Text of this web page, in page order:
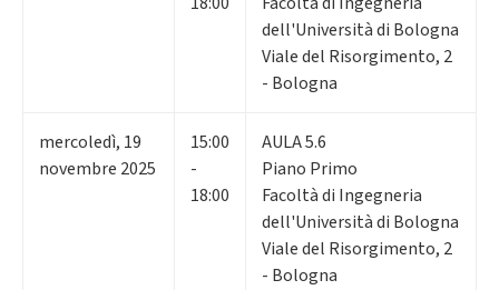
dell'Università di Bologna
Viale del Risorgimento, 2
- Bologna
mercoledì, 19
novembre 2025
15:00
-
18:00
AULA 5.6
Piano Primo
Facoltà di Ingegneria
dell'Università di Bologna
Viale del Risorgimento, 2
- Bologna